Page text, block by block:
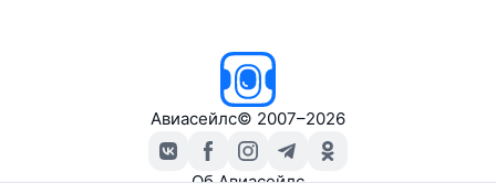
Авиасейлс© 2007–2026